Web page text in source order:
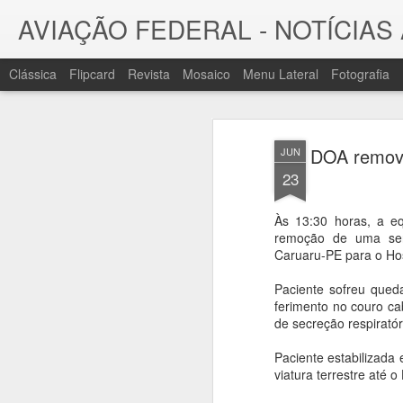
JUN
23
DOA
Às 13:30 horas, a
remoção de uma
Caruaru-PE para o
Paciente sofreu
ferimento no couro
de secreção
Paciente
viatura terrestre até o
AVIAÇÃO FEDERAL -
Notícias
Clássica Flipcard Revista Mosaico Menu Lateral Fotografia